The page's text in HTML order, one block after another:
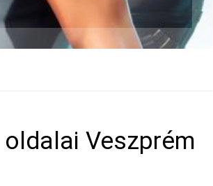
Veszprém